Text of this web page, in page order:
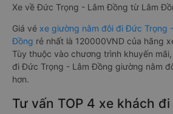
Xe về Đức Trọng - Lâm Đồng từ Lâm
Giá vé xe giường nằm đôi đi Đức Trọng
Đồng rẻ nhất là 120000VND của hãng
Tùy thuộc vào chương trình khuyến
đi Đức Trọng - Lâm Đồng giường nằm
hơn.
Tư vấn TOP 4 xe khách